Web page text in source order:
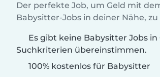
Der perfekte Job, um Geld mit
Babysitter-Jobs in deiner Nähe,
Es gibt keine Babysitter Jobs
Suchkriterien übereinstimmen.
100% kostenlos für Babysitter